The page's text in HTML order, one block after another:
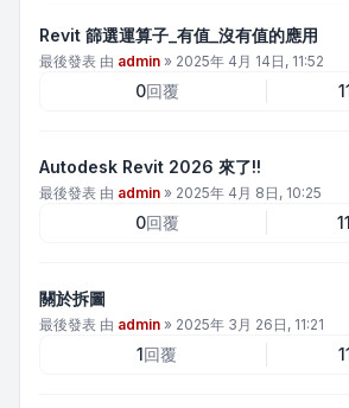
Revit 篩選運算子_有值_沒有值的應用
最後發表 由 admin » 2025年 4月 14日, 11:52
0回覆
Autodesk Revit 2026 來了!!
最後發表 由 admin » 2025年 4月 8日, 10:25
0回覆
關於拆圖
最後發表 由 admin » 2025年 3月 26日, 11:21
1回覆